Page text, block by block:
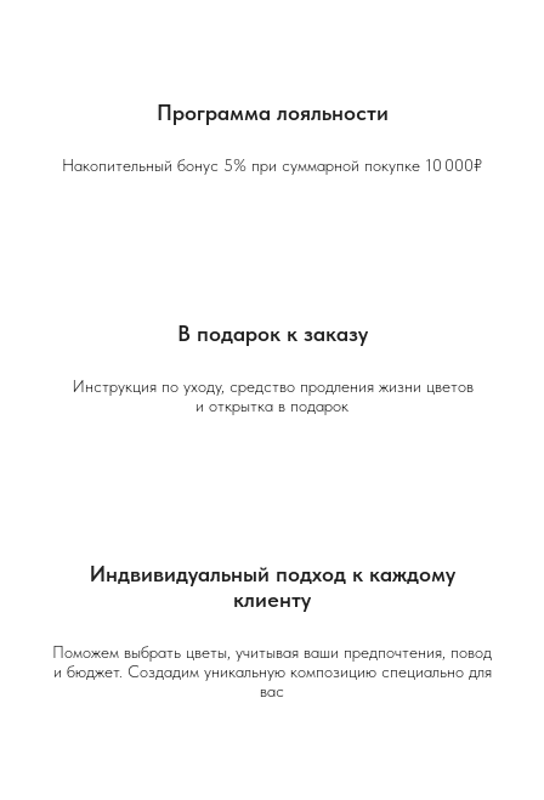
Программа лояльности
Накопительный бонус 5% при суммарной покупке 10 000₽
В подарок к заказу
Инструкция по уходу, средство продления жизни цветов
и открытка в подарок
Индвивидуальный подход к каждому
клиенту
Поможем выбрать цветы, учитывая ваши предпочтения, повод
и бюджет. Создадим уникальную композицию специально для
вас